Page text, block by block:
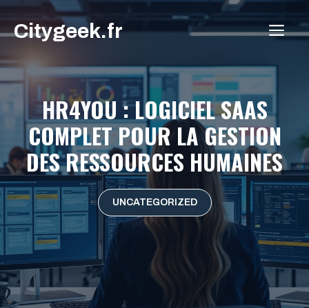
Aller
contenu
Citygeek.fr
HR4YOU : LOGICIEL SAAS
COMPLET POUR LA GESTION
DES RESSOURCES HUMAINES
UNCATEGORIZED